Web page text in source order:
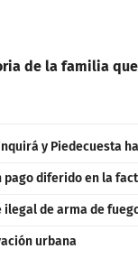
de la familia
y Piedecuesta
diferido en la
de arma de
urbana